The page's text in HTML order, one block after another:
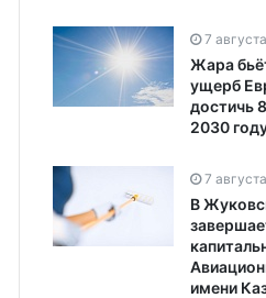
7
Жара
ущерб
достичь
2030
7
В
имени